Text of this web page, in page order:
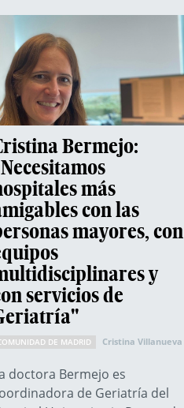
Bermejo:
más
con las
mayores, con
y
servicios de
DE MADRID Cristina Villanueva
doctora Bermejo es
de Geriatría del